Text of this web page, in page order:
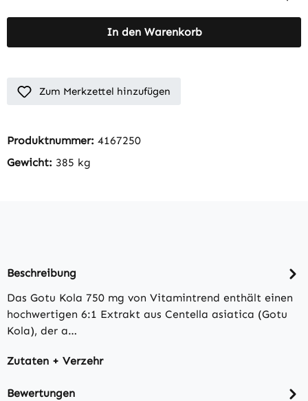
In den Warenkorb
Zum Merkzettel hinzufügen
Produktnummer: 4167250
Gewicht: 385 kg
Beschreibung
Das Gotu Kola 750 mg von Vitamintrend enthält einen
hochwertigen 6:1 Extrakt aus Centella asiatica (Gotu
Kola), der a…
Zutaten + Verzehr
Bewertungen